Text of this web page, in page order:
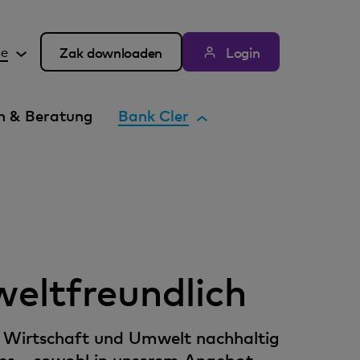
Zak downloaden Login
& Beratung Bank Cler
Wirtschaft und Umwelt nachhaltig